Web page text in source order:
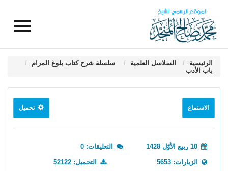
الرئيسية السلاسل العلمية
سلسلة شرح كتاب بلوغ المرام
باب الأدب
الاستماع تحميل
التعليقات: 0
الزيارات: 5653 التحميل: 52122